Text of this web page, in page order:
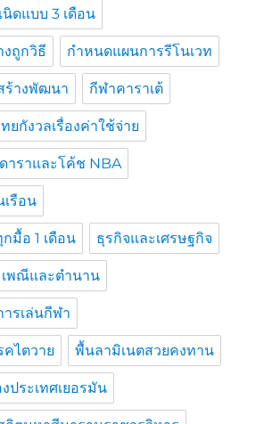
ดแบบ 3 เดือน
ถูกวิธี กำหนดแผนการรีโนเวท
ร้างพัฒนา กีฬาคาราเต้
ยกังวลเรื่องค่าใช้จ่าย
ดาราและโค้ช NBA
รือน
มื้อ 1 เดือน ธุรกิจและเศรษฐกิจ
เพณีและตำนาน
รเล่นกีฬา
ไตวาย พื้นลามิเนตสวยคงทาน
ประเทศเยอรมัน